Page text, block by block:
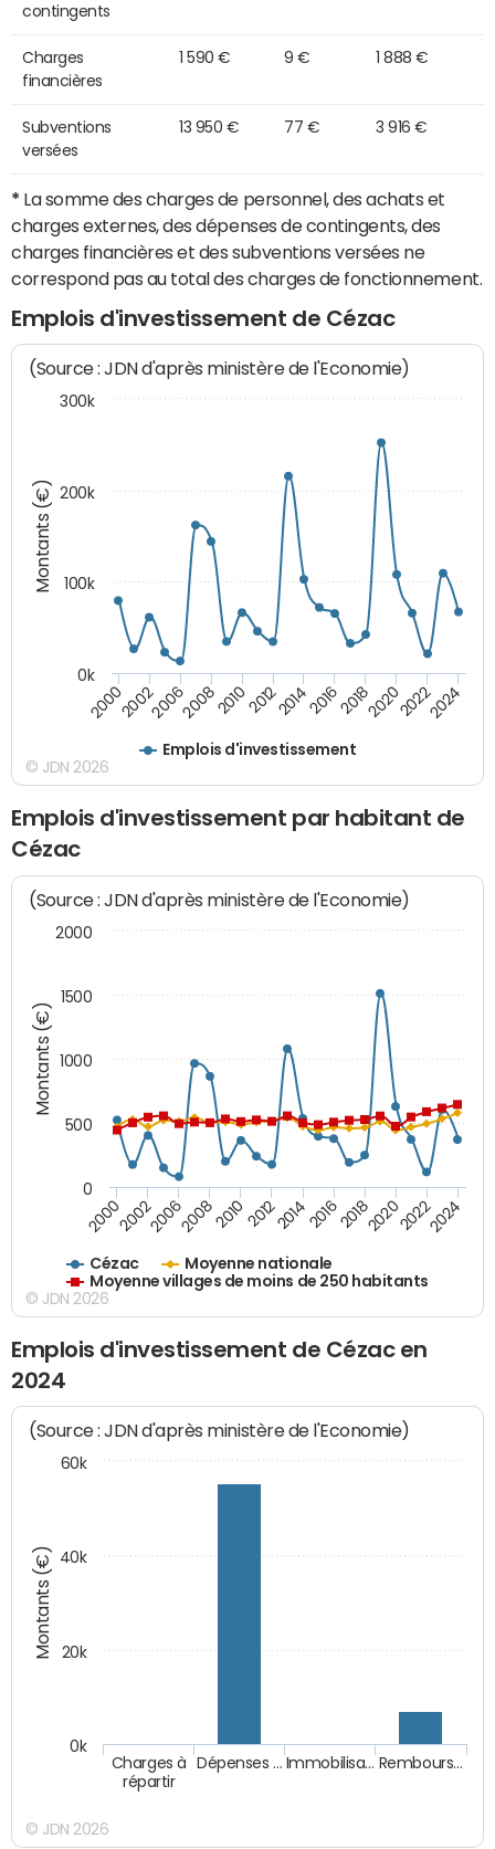
contingents
Charges
financières
1 590 € 9 € 1 888 €
Subventions
versées
13 950 € 77 € 3 916 €
* La somme des charges de personnel, des achats et
charges externes, des dépenses de contingents, des
charges financières et des subventions versées ne
correspond pas au total des charges de fonctionnement.
Emplois d'investissement de Cézac
Montants (€)
(Source : JDN d'après ministère de l'Economie)
Emplois d'investissement
200020022006200820102012201420162018202020222024
0k
100k
200k
300k
© JDN 2026
Emplois d'investissement par habitant de
Cézac
Montants (€)
(Source : JDN d'après ministère de l'Economie)
Cézac
Moyenne nationale
Moyenne villages de moins de 250 habitants
200020022006200820102012201420162018202020222024
0
500
1000
1500
2000
© JDN 2026
Emplois d'investissement de Cézac en
2024
Montants (€)
(Source : JDN d'après ministère de l'Economie)
Charges à
répartir
Dépenses … Immobilisa… Rembours…
0k
20k
40k
60k
© JDN 2026